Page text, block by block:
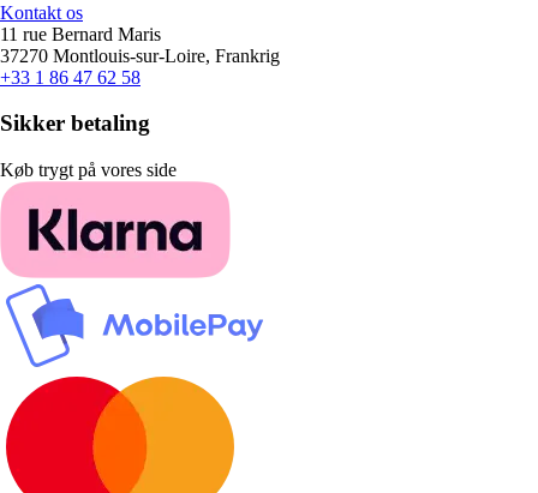
Kontakt os
11 rue Bernard Maris
37270 Montlouis-sur-Loire, Frankrig
+33 1 86 47 62 58
Sikker betaling
Køb trygt på vores side